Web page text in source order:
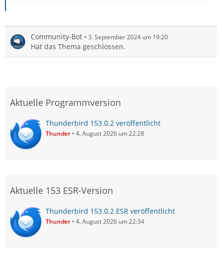
Community-Bot 3. September 2024 um 19:20
Hat das Thema geschlossen.
Aktuelle Programmversion
Thunderbird 153.0.2 veröffentlicht
Thunder 4. August 2026 um 22:28
Aktuelle 153 ESR-Version
Thunderbird 153.0.2 ESR veröffentlicht
Thunder 4. August 2026 um 22:34